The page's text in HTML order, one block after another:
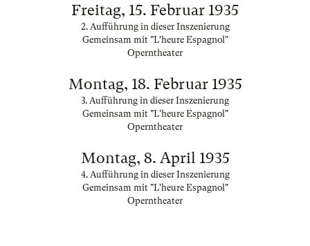
Freitag, 15. Februar 1935
2. Aufführung in dieser Inszenierung
Gemeinsam mit "L'heure Espagnol"
Operntheater
Montag, 18. Februar 1935
3. Aufführung in dieser Inszenierung
Gemeinsam mit "L'heure Espagnol"
Operntheater
Montag, 8. April 1935
4. Aufführung in dieser Inszenierung
Gemeinsam mit "L'heure Espagnol"
Operntheater